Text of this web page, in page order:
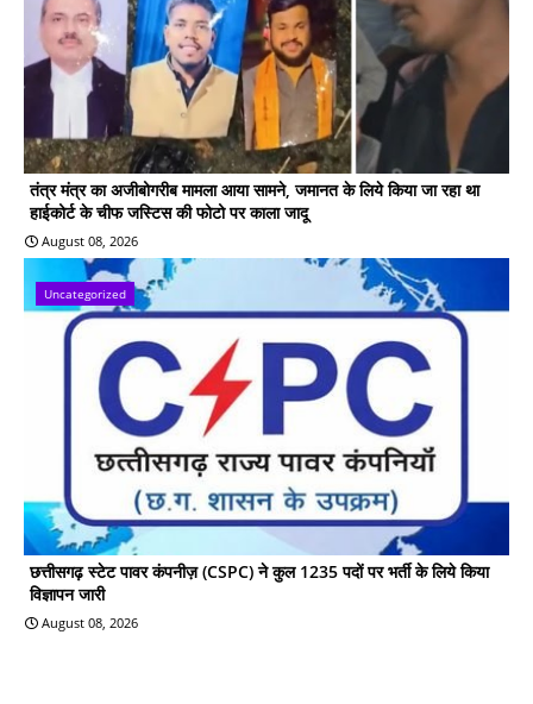
तंत्र मंत्र का अजीबोगरीब मामला आया सामने, जमानत के लिये किया जा रहा था
हाईकोर्ट के चीफ जस्टिस की फोटो पर काला जादू
August 08, 2026
Uncategorized
छत्तीसगढ़ स्टेट पावर कंपनीज़ (CSPC) ने कुल 1235 पदों पर भर्ती के लिये किया
विज्ञापन जारी
August 08, 2026